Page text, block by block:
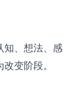
知、想法、感
变阶段。